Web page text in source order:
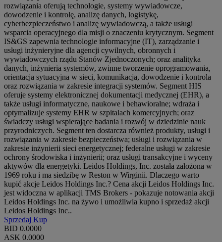
rozwiązania oferują technologie, systemy wywiadowcze,
dowodzenie i kontrolę, analizę danych, logistykę,
cyberbezpieczeństwo i analizę wywiadowczą, a także usługi
wsparcia operacyjnego dla misji o znaczeniu krytycznym. Segment
IS&GS zapewnia technologie informacyjne (IT), zarządzanie i
usługi inżynieryjne dla agencji cywilnych, obronnych i
wywiadowczych rządu Stanów Zjednoczonych; oraz analityka
danych, inżynieria systemów, zwinne tworzenie oprogramowania,
orientacja sytuacyjna w sieci, komunikacja, dowodzenie i kontrola
oraz rozwiązania w zakresie integracji systemów. Segment HIS
oferuje systemy elektronicznej dokumentacji medycznej (EHR), a
także usługi informatyczne, naukowe i behawioralne; wdraża i
optymalizuje systemy EHR w szpitalach komercyjnych; oraz
świadczy usługi wspierające badania i rozwój w dziedzinie nauk
przyrodniczych. Segment ten dostarcza również produkty, usługi i
rozwiązania w zakresie bezpieczeństwa; usługi i rozwiązania w
zakresie inżynierii sieci energetycznej; federalne usługi w zakresie
ochrony środowiska i inżynierii; oraz usługi transakcyjne i wyceny
aktywów dla energetyki. Leidos Holdings, Inc. została założona w
1969 roku i ma siedzibę w Reston w Wirginii. Dlaczego warto
kupić akcje Leidos Holdings Inc.? Cena akcji Leidos Holdings Inc.
jest widoczna w aplikacji TMS Brokers - pokazuje notowania akcji
Leidos Holdings Inc. na żywo i umożliwia kupno i sprzedaż akcji
Leidos Holdings Inc..
Sprzedaj Kup
BID 0.0000
ASK 0.0000